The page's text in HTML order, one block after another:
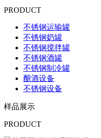
PRODUCT
不锈钢运输罐
不锈钢奶罐
不锈钢搅拌罐
不锈钢酒罐
不锈钢制冷罐
酿酒设备
不锈钢设备
样品展示
PRODUCT